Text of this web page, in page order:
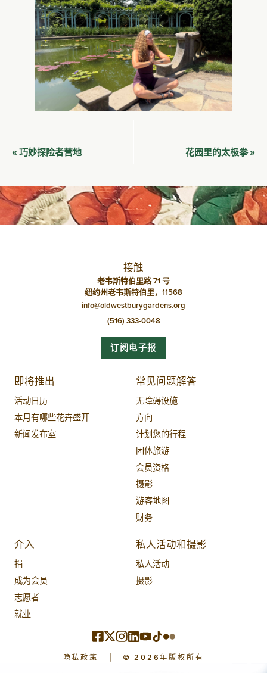
活
导
航
« 巧妙探险者营地 花园里的太极拳»
接触
老韦斯特伯里路 71 号
纽约州老韦斯特伯里，11568
info@oldwestburygardens.org
(516) 333-0048
订阅电子报
即将推出
活动日历
本月有哪些花卉盛开
新闻发布室
常见问题解答
无障碍设施
方向
计划您的行程
团体旅游
会员资格
摄影
游客地图
财务
介入
捐
成为会员
志愿者
就业
私人活动和摄影
私人活动
摄影
隐私政策 © 2026年版权所有